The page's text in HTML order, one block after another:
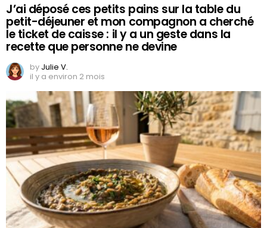
J’ai déposé ces petits pains sur la table du
petit-déjeuner et mon compagnon a cherché
le ticket de caisse : il y a un geste dans la
recette que personne ne devine
by Julie V.
il y a environ 2 mois